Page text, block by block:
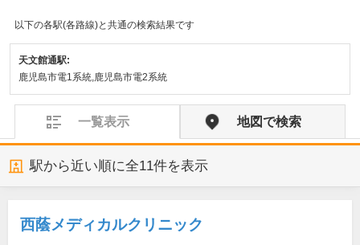
以下の各駅(各路線)と共通の検索結果です
天文館通駅:
鹿児島市電1系統,鹿児島市電2系統
一覧表示 地図で検索
駅から近い順に全11件を表示
西蔭メディカルクリニック